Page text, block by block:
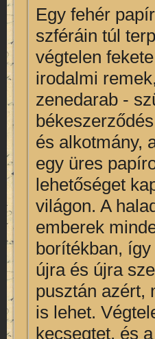
Egy fehér
szféráin túl
végtelen
irodalmi
zenedarab -
és alkotmány,
egy üres
lehetőséget
világon. A
emberek
borítékban,
újra és újra
pusztán azért,
is lehet.
kecsegtet, és